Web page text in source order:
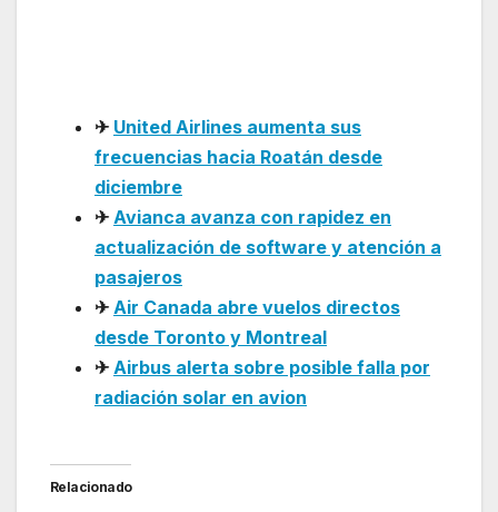
✈ United Airlines aumenta sus
frecuencias hacia Roatán desde
diciembre
✈ Avianca avanza con rapidez en
actualización de software y atención a
pasajeros
✈ Air Canada abre vuelos directos
desde Toronto y Montreal
✈ Airbus alerta sobre posible falla por
radiación solar en avion
Relacionado